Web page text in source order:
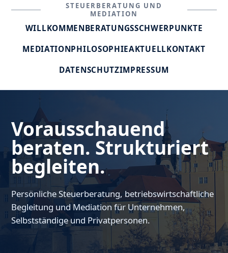
STEUERBERATUNG UND
MEDIATION
WILLKOMMENBERATUNGSSCHWERPUNKTE
MEDIATIONPHILOSOPHIEAKTUELLKONTAKT
DATENSCHUTZIMPRESSUM
Vorausschauend
beraten. Strukturiert
begleiten.
Persönliche Steuerberatung, betriebswirtschaftliche
Begleitung und Mediation für Unternehmen,
Selbstständige und Privatpersonen.